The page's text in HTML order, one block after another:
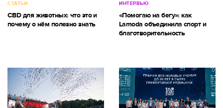
СТАТЬИ
CBD для животных: что это и
почему о нём полезно знать
ИНТЕРВЬЮ
«Помогаю на бегу»: как
Lamoda объединила спорт и
благотворительность